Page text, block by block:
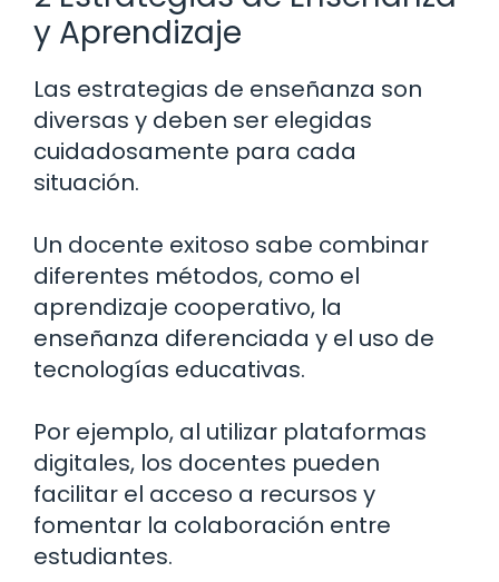
y Aprendizaje
Las estrategias de enseñanza son
diversas y deben ser elegidas
cuidadosamente para cada
situación.
Un docente exitoso sabe combinar
diferentes métodos, como el
aprendizaje cooperativo, la
enseñanza diferenciada y el uso de
tecnologías educativas.
Por ejemplo, al utilizar plataformas
digitales, los docentes pueden
facilitar el acceso a recursos y
fomentar la colaboración entre
estudiantes.